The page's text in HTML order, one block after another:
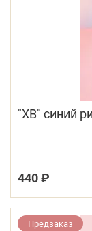
"ХВ" синий
440 ₽
Предзаказ